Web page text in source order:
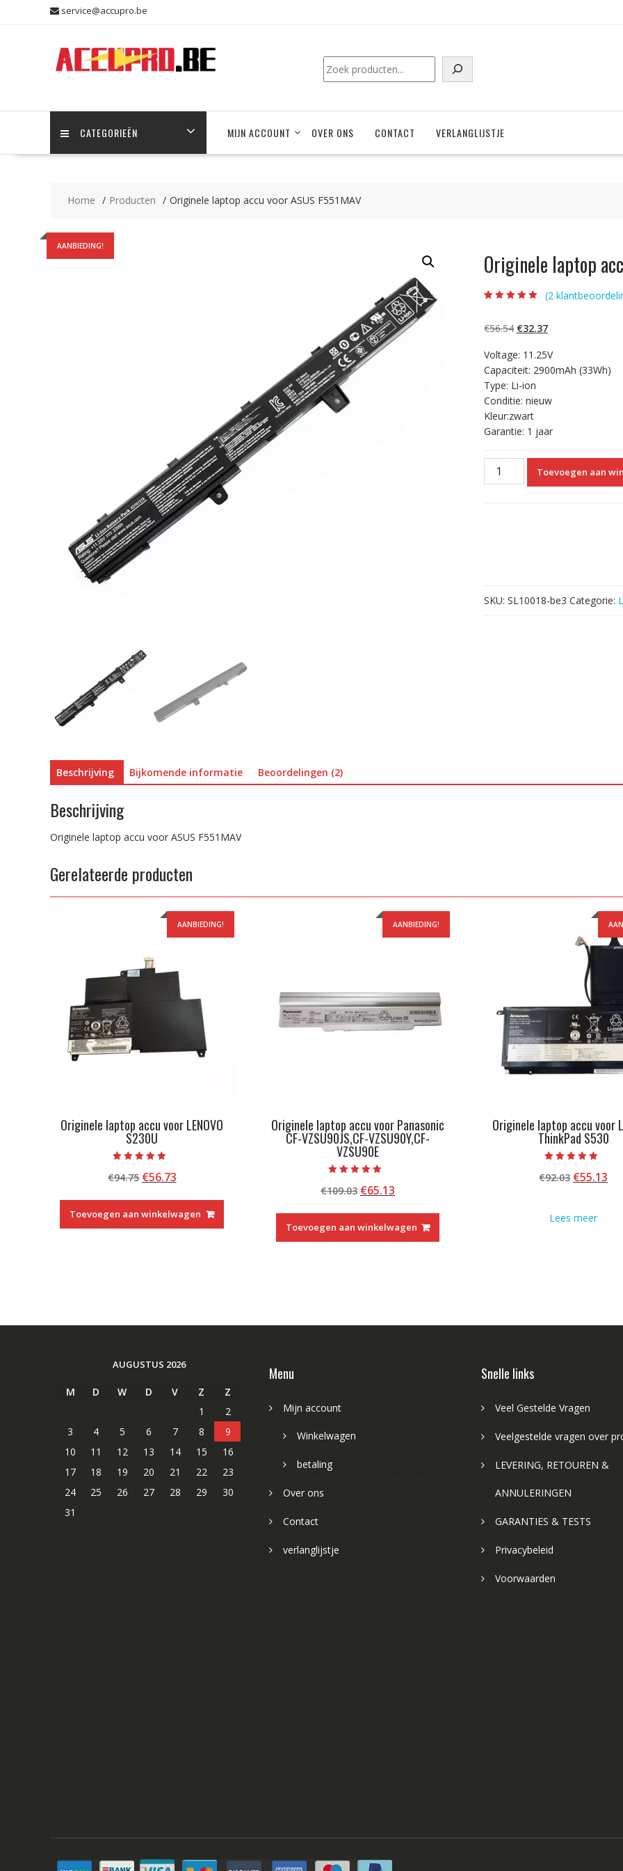
service@accupro.be
Zoeken
CATEGORIEËN MIJN ACCOUNT OVER ONS CONTACT VERLANGLIJSTJE
Home Producten Originele laptop accu voor ASUS F551MAV
AANBIEDING!
Originele laptop
gebaseerd op
klantbeoordelinge
(2
€56.54 Oorspronkelijke
was:
€56.54.
€32.37Huidige
is:
€32.37.
Voltage: 11.25V
Capaciteit: 2900mAh (33Wh)
Type: Li-ion
Conditie: nieuw
Kleur:zwart
Garantie: 1 jaar
Originele
laptop
Toevoegen aan
SKU: SL10018-be3 Categorie:
Beschrijving Bijkomende informatie Beoordelingen (2)
Beschrijving
Originele laptop accu voor ASUS F551MAV
Gerelateerde producten
AANBIEDING!
Originele laptop accu voor LENOVO
S230U
met
4.50
€94.75 Oorspronkelijke
was:
€94.75.
€56.73Huidige
€56.73.
Toevoegen aan winkelwagen
AANBIEDING!
Originele laptop accu voor Panasonic
CF-VZSU90JS,CF-VZSU90Y,CF-
VZSU90E
5.00
van 5
€109.03 Oorspronkelijke
was:
€109.03.
€65.13Huidige
€65.13.
Toevoegen aan winkelwagen
Originele laptop accu voor
ThinkPad S530
5.00
van 5
€92.03
€92.03.
€55.13
Lees meer
AUGUSTUS 2026
M D W D V Z
Z
1
2
3
4 5 6 7 8
9
10
11 12 13 14 15
16
17
18 19 20 21 22
23
24
25 26 27 28 29
30
31
Menu
Mijn account
Winkelwagen
betaling
Over ons
Contact
verlanglijstje
Snelle links
Veel Gestelde Vragen
Veelgestelde vragen over
LEVERING, RETOUREN &
ANNULERINGEN
GARANTIES & TESTS
Privacybeleid
Voorwaarden